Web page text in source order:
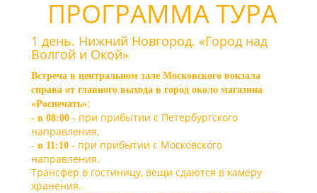
ПРОГРАММА ТУРА
1 день. Нижний Новгород. «Город над
Волгой и Окой»
Встреча в центральном зале Московского вокзала
справа от главного выхода в город около магазина
«Роспечать»:
- в 08:00 - при прибытии с Петербургского
направления,
- в 11:10 - при прибытии с Московского
направления.
Трансфер в гостиницу, вещи сдаются в камеру
хранения.